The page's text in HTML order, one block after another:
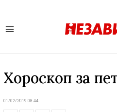
Хороскоп за
01/02/2019 08:44